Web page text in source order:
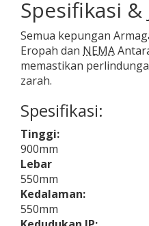
Spesifikasi &
Semua kepungan
Eropah dan NEMA
memastikan
zarah.
Spesifikasi:
Tinggi:
900mm
Lebar
550mm
Kedalaman:
550mm